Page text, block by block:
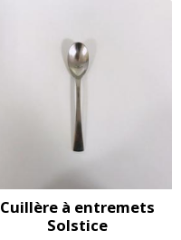
Cuillère à entremets
Solstice